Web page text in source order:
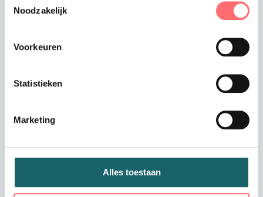
Noodzakelijk
Voorkeuren
Statistieken
Marketing
Alles toestaan
vraag een offerte of sample aan.
Productinformatie
Dames T-shirt bedrijfskleding – stijlvol,